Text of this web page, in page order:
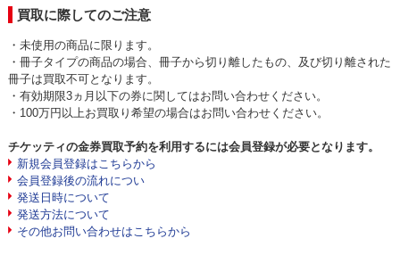
買取に際してのご注意
・未使用の商品に限ります。
・冊子タイプの商品の場合、冊子から切り離したもの、及び切り離された
冊子は買取不可となります。
・有効期限3ヵ月以下の券に関してはお問い合わせください。
・100万円以上お買取り希望の場合はお問い合わせください。
チケッティの金券買取予約を利用するには会員登録が必要となります。
新規会員登録はこちらから
会員登録後の流れについ
発送日時について
発送方法について
その他お問い合わせはこちらから